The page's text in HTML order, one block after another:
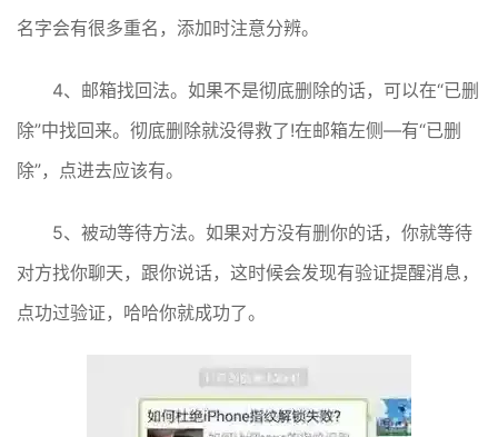
名字会有很多重名，添加时注意分辨。
4、邮箱找回法。如果不是彻底删除的话，可以在“已删
除”中找回来。彻底删除就没得救了!在邮箱左侧—有“已删
除”，点进去应该有。
5、被动等待方法。如果对方没有删你的话，你就等待
对方找你聊天，跟你说话，这时候会发现有验证提醒消息，
点功过验证，哈哈你就成功了。